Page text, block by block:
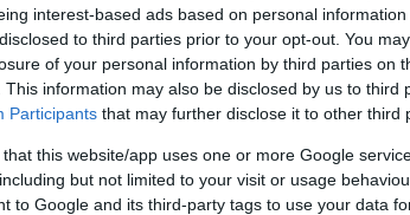
interest-based ads based on personal
to third parties prior to your opt-out. You
of your personal information by third parties on
This information may also be disclosed by us to third
Participants that may further disclose it to other third
that this website/app uses one or more Google
but not limited to your visit or usage
to Google and its third-party tags to use your data
cliccandoqui